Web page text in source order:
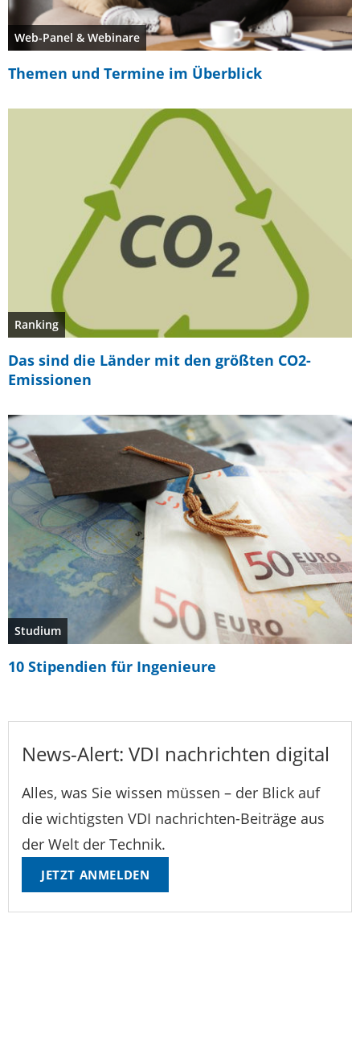
Web-Panel & Webinare
Themen und Termine im Überblick
Ranking
Das sind die Länder mit den größten CO2-
Emissionen
Studium
10 Stipendien für Ingenieure
News-Alert: VDI nachrichten digital
Alles, was Sie wissen müssen – der Blick auf
die wichtigsten VDI nachrichten-Beiträge aus
der Welt der Technik.
JETZT ANMELDEN